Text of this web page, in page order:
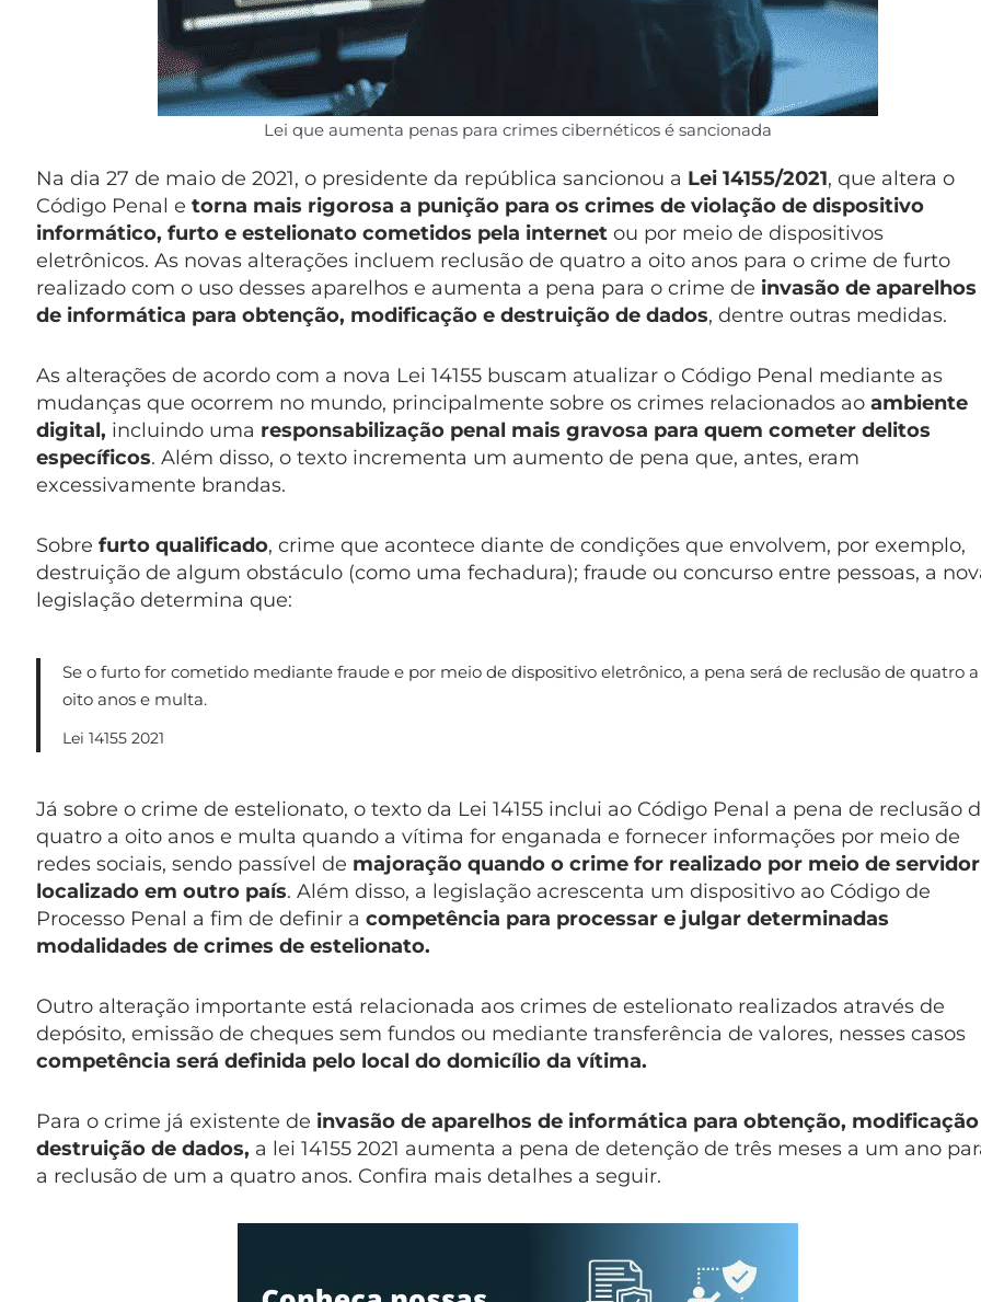
Lei que aumenta penas para crimes cibernéticos é sancionada
Na dia 27 de maio de 2021, o presidente da república sancionou a Lei 14155/2021, que altera o
Código Penal e torna mais rigorosa a punição para os crimes de violação de dispositivo
informático, furto e estelionato cometidos pela internet ou por meio de dispositivos
eletrônicos. As novas alterações incluem reclusão de quatro a oito anos para o crime de furto
realizado com o uso desses aparelhos e aumenta a pena para o crime de invasão de aparelhos
de informática para obtenção, modificação e destruição de dados, dentre outras medidas.
As alterações de acordo com a nova Lei 14155 buscam atualizar o Código Penal mediante as
mudanças que ocorrem no mundo, principalmente sobre os crimes relacionados ao ambiente
digital, incluindo uma responsabilização penal mais gravosa para quem cometer delitos
específicos. Além disso, o texto incrementa um aumento de pena que, antes, eram
excessivamente brandas.
Sobre furto qualificado, crime que acontece diante de condições que envolvem, por exemplo,
destruição de algum obstáculo (como uma fechadura); fraude ou concurso entre pessoas, a
legislação determina que:
Se o furto for cometido mediante fraude e por meio de dispositivo eletrônico, a pena será de reclusão de quatro a
oito anos e multa.
Lei 14155 2021
Já sobre o crime de estelionato, o texto da Lei 14155 inclui ao Código Penal a pena de reclusão
quatro a oito anos e multa quando a vítima for enganada e fornecer informações por meio de
redes sociais, sendo passível de majoração quando o crime for realizado por meio de servidor
localizado em outro país. Além disso, a legislação acrescenta um dispositivo ao Código de
Processo Penal a fim de definir a competência para processar e julgar determinadas
modalidades de crimes de estelionato.
Outro alteração importante está relacionada aos crimes de estelionato realizados através de
depósito, emissão de cheques sem fundos ou mediante transferência de valores, nesses casos
competência será definida pelo local do domicílio da vítima.
Para o crime já existente de invasão de aparelhos de informática para obtenção,
destruição de dados, a lei 14155 2021 aumenta a pena de detenção de três meses a um ano
a reclusão de um a quatro anos. Confira mais detalhes a seguir.